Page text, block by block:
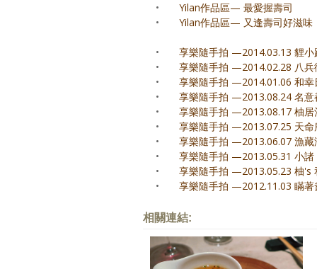
•
Yilan作品區— 最愛握壽司
•
Yilan作品區— 又逢壽司好滋味
•
享樂隨手拍 —2014.03.13 貍小
•
享樂隨手拍 —2014.02.28 八兵
•
享樂隨手拍 —2014.01.06 和幸
•
享樂隨手拍 —2013.08.24 名意
•
享樂隨手拍 —2013.08.17 柚居
•
享樂隨手拍 —2013.07.25 天命
•
享樂隨手拍 —2013.06.07 漁藏
•
享樂隨手拍 —2013.05.31 小諸
•
享樂隨手拍 —2013.05.23 柚's
•
享樂隨手拍 —2012.11.03 瞞著
相關連結: